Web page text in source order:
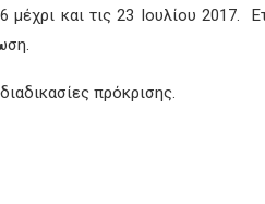
και τις 23 Ιουλίου 2017.
πρόκρισης.